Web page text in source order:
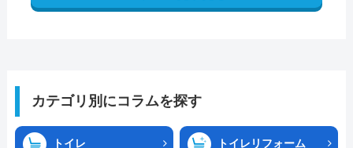
カテゴリ別にコラムを探す
トイレ トイレリフォーム